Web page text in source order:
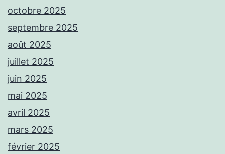
octobre 2025
septembre 2025
août 2025
juillet 2025
juin 2025
mai 2025
avril 2025
mars 2025
février 2025